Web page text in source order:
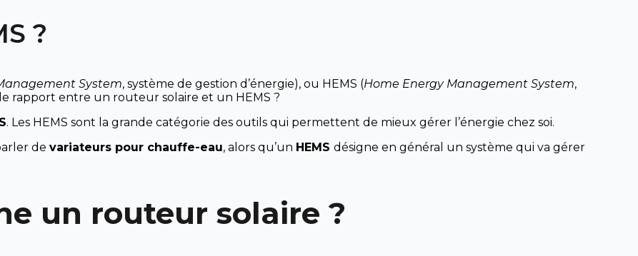
?
System, système de gestion d’énergie), ou HEMS (Home Energy Management System,
rapport entre un routeur solaire et un HEMS ?
. Les HEMS sont la grande catégorie des outils qui permettent de mieux gérer l’énergie chez soi.
de variateurs pour chauffe-eau, alors qu’un HEMS désigne en général un système qui va gérer
un routeur solaire ?